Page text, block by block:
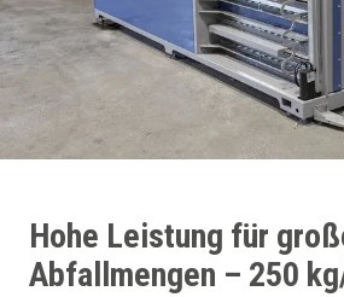
Hohe Leistung für
Abfallmengen – 250